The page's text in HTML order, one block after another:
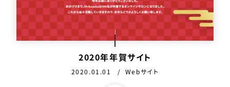
2020年年賀サイト
公開日：
2020.01.01 カテゴリ：
Webサイト